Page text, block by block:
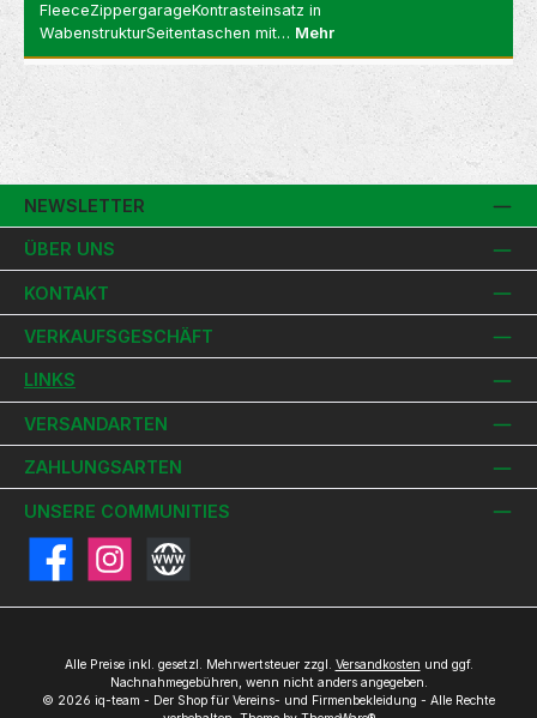
FleeceZippergarageKontrasteinsatz in
WabenstrukturSeitentaschen mit… Mehr
NEWSLETTER
ÜBER UNS
KONTAKT
VERKAUFSGESCHÄFT
LINKS
VERSANDARTEN
ZAHLUNGSARTEN
UNSERE COMMUNITIES
FacebookInstagramWebsite
Alle Preise inkl. gesetzl. Mehrwertsteuer zzgl. Versandkosten und ggf.
Nachnahmegebühren, wenn nicht anders angegeben.
© 2026 iq-team - Der Shop für Vereins- und Firmenbekleidung - Alle Rechte